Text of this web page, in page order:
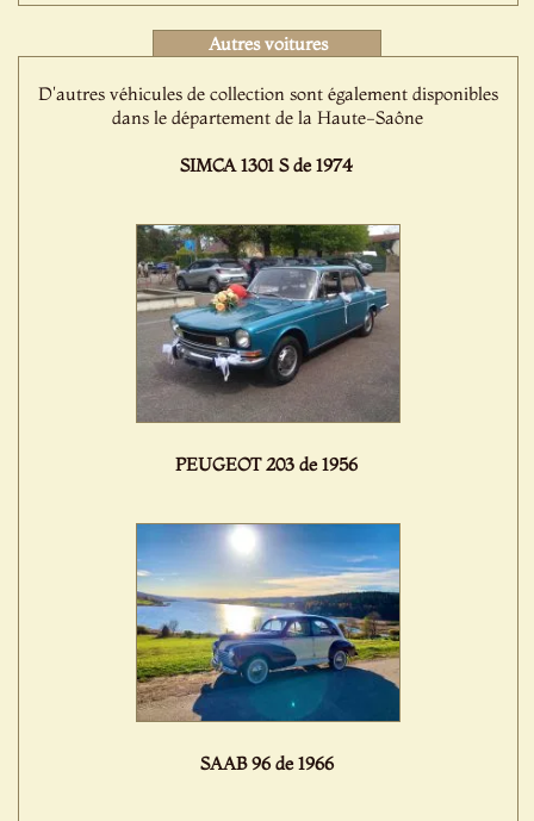
Autres voitures
D'autres véhicules de collection sont également disponibles
dans le département de la Haute-Saône
SIMCA 1301 S de 1974
PEUGEOT 203 de 1956
SAAB 96 de 1966